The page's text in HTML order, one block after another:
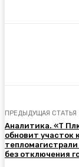
ПРЕДЫДУЩАЯ СТАТЬЯ
Аналитика. «Т
обновит участок
без отключения